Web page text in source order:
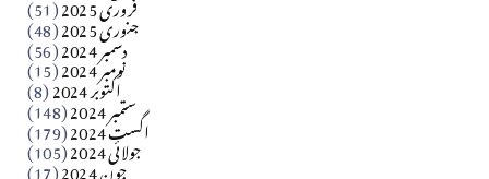
آزاد کشمیر جیسے احتجاج کی ضرورت ہے؟ از،،، ظہیرالدین
جنوری 2025 (48) دسمبر 2024 (56) نومبر 2024 (15) اکتوبر 2024 (8) ستمبر 2024 (148) اگست 2024 (179) جولائی 2024 (105) جون 2024 (17)